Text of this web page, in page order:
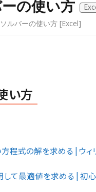
の使い方
ソルバーの使い方 [Excel]
い方
程式の解を求める | ウ
して最適値を求める | 初